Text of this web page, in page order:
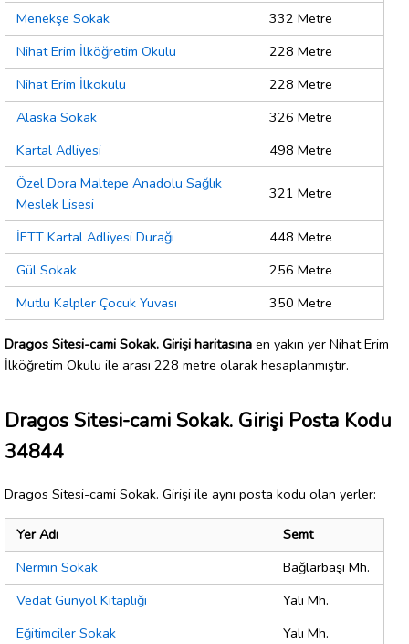
Menekşe Sokak
332 Metre
Nihat Erim İlköğretim Okulu
228 Metre
Nihat Erim İlkokulu
228 Metre
Alaska Sokak
326 Metre
Kartal Adliyesi
498 Metre
Özel Dora Maltepe Anadolu Sağlık
Meslek Lisesi
321 Metre
İETT Kartal Adliyesi Durağı
448 Metre
Gül Sokak
256 Metre
Mutlu Kalpler Çocuk Yuvası
350 Metre
Dragos Sitesi-cami Sokak. Girişi haritasına en yakın yer Nihat Erim
İlköğretim Okulu ile arası 228 metre olarak hesaplanmıştır.
Dragos Sitesi-cami Sokak. Girişi Posta Kodu
34844
Dragos Sitesi-cami Sokak. Girişi ile aynı posta kodu olan yerler:
Yer Adı
Semt
Nermin Sokak
Bağlarbaşı Mh.
Vedat Günyol Kitaplığı
Yalı Mh.
Eğitimciler Sokak
Yalı Mh.